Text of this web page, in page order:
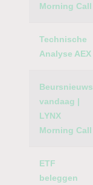
Morning Call
Technische
Analyse AEX
Beursnieuws
vandaag |
LYNX
Morning Call
ETF
beleggen